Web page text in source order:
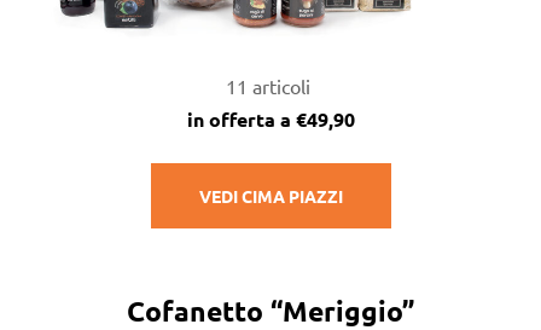
11 articoli
in offerta a €49,90
VEDI CIMA PIAZZI
Cofanetto “Meriggio”